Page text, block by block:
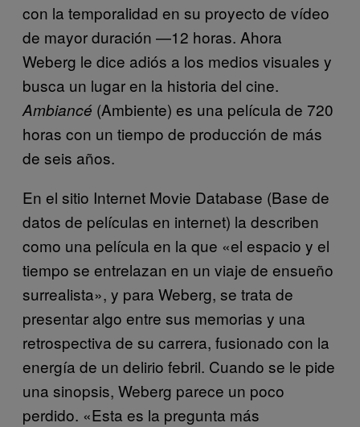
con la temporalidad en su proyecto de vídeo
de mayor duración —12 horas. Ahora
Weberg le dice adiós a los medios visuales y
busca un lugar en la historia del cine.
Ambiancé (Ambiente) es una película de 720
horas con un tiempo de producción de más
de seis años.
En el sitio Internet Movie Database (Base de
datos de películas en internet) la describen
como una película en la que «el espacio y el
tiempo se entrelazan en un viaje de ensueño
surrealista», y para Weberg, se trata de
presentar algo entre sus memorias y una
retrospectiva de su carrera, fusionado con la
energía de un delirio febril. Cuando se le pide
una sinopsis, Weberg parece un poco
perdido. «Esta es la pregunta más